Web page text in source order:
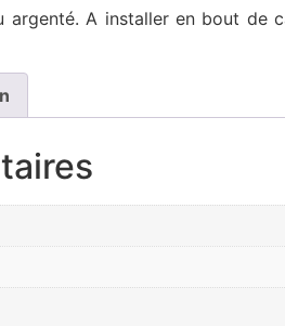
A installer en bout de